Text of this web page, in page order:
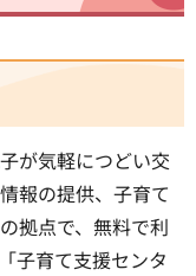
が気軽につどい交
報の提供、子育て
拠点で、無料で利
子育て支援センタ